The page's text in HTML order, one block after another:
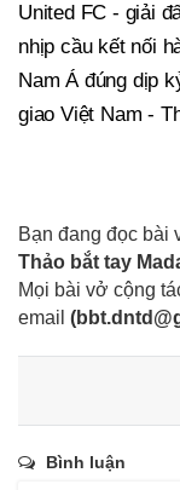
United FC - giải
nhịp cầu kết nối
Nam Á đúng dịp
giao Việt Nam -
Bạn đang đọc bài
Thảo bắt tay
Mọi bài vở cộng
email (
Bình luận